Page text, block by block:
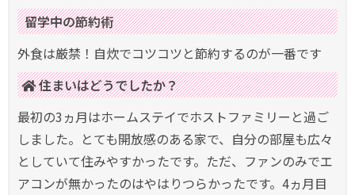
留学中の節約術
外食は厳禁！自炊でコツコツと節約するのが一番です
住まいはどうでしたか？
最初の3ヵ月はホームステイでホストファミリーと過ご
しました。とても開放感のある家で、自分の部屋も広々
としていて住みやすかったです。ただ、ファンのみでエ
アコンが無かったのはやはりつらかったです。4ヵ月目